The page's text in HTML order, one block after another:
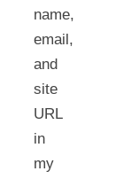
name,
email,
and
site
URL
in
my